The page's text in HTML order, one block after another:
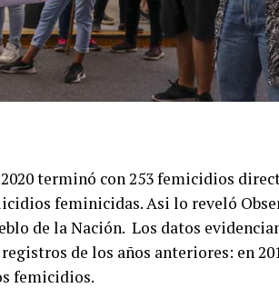
terminó con 253 femicidios
feminicidas. Asi lo reveló
de la Nación. Los datos
de los años anteriores: en
femicidios.